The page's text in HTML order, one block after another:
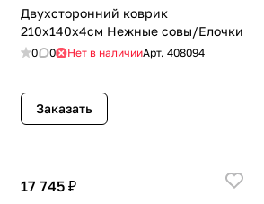
Двухсторонний коврик
210x140x4см Нежные совы/Елочки
0 0 Нет в наличииАрт.408094
Заказать
17 745 ₽